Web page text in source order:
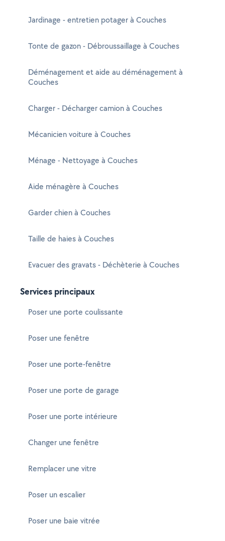
Jardinage - entretien potager à Couches
Tonte de gazon - Débroussaillage à Couches
Déménagement et aide au déménagement à
Couches
Charger - Décharger camion à Couches
Mécanicien voiture à Couches
Ménage - Nettoyage à Couches
Aide ménagère à Couches
Garder chien à Couches
Taille de haies à Couches
Evacuer des gravats - Déchèterie à Couches
Services principaux
Poser une porte coulissante
Poser une fenêtre
Poser une porte-fenêtre
Poser une porte de garage
Poser une porte intérieure
Changer une fenêtre
Remplacer une vitre
Poser un escalier
Poser une baie vitrée